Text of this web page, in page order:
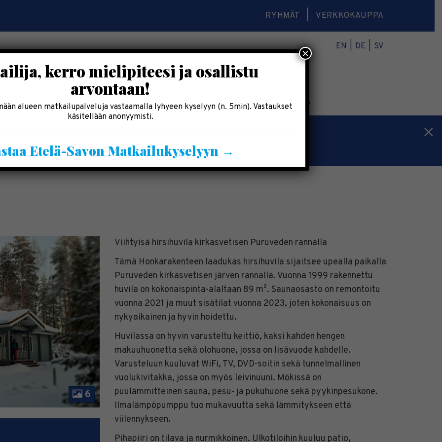
RYHMÄT VERKKOKAUPPA
EN DE SV
SYÖ & SHOPPAILE MAJOITU INFO VERKKOKAUPPA
Saimaalla-kesälehti »
6
Viihtyisä hirsihuvila kirkasvetisen Puruveden rannalla
Tämä Honkarakenteen laadukas hirsihuvila sijaitsee upealla paikalla
Puruveden kirkasvetisen järven rannalla. Vuonna 1999 rakennettu
huvila on kokonaispinta-alaltaan 89 m². Saunaosasto on remontoitu
vuonna 2021 ja muut sisätilat vuonna 2023, joten kokonaisuus on
nykyaikainen ja hyvin hoidettu.
Huvilassa on hyvin varusteltu keittiö, kaksi kahden hengen
makuuhuonetta sekä olohuone, jossa on lisävuode kahdelle.
Varusteluun kuuluvat WiFi, TV, DVD-soitin sekä tunnelmallinen
vuolukivitakka, jossa on myös leivinuuni. Mökissä on
puulämmitteinen sauna, pesu- ja pukuhuone sekä pyykinpesukone.
Ilmalämpöpumppu tuo mukavuutta sekä lämmitykseen että
viilennykseen.
Pihapiiri on tilava ja nurmikkoinen. Ulkotiloihin kuuluu patio,
kerro mielipiteesi ja osallistu
arvontaan!
alueen matkailupalveluja vastaamalla lyhyeen kyselyyn (n. 5min). Vastaukset
käsitellään anonyymisti.
Etelä-Savon Matkailukyselyyn →
×